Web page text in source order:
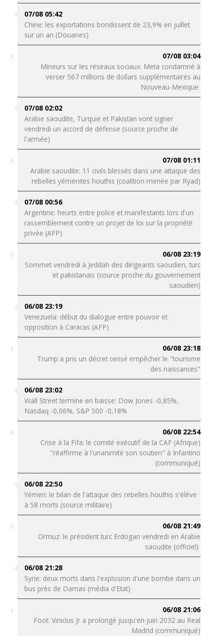
07/08 05:42
Chine: les exportations bondissent de 23,9% en juillet
sur un an (Douanes)
07/08 03:04
Mineurs sur les réseaux sociaux: Meta condamné à
verser 567 millions de dollars supplémentaires au
Nouveau-Mexique
07/08 02:02
Arabie saoudite, Turquie et Pakistan vont signer
vendredi un accord de défense (source proche de
l'armée)
07/08 01:11
Arabie saoudite: 11 civils blessés dans une attaque des
rebelles yéménites houthis (coalition menée par Ryad)
07/08 00:56
Argentine: heurts entre police et manifestants lors d'un
rassemblement contre un projet de loi sur la propriété
privée (AFP)
06/08 23:19
Sommet vendredi à Jeddah des dirigeants saoudien, turc
et pakistanais (source proche du gouvernement
saoudien)
06/08 23:19
Venezuela: début du dialogue entre pouvoir et
opposition à Caracas (AFP)
06/08 23:18
Trump a pris un décret censé empêcher le "tourisme
des naissances"
06/08 23:02
Wall Street termine en baisse: Dow Jones -0,85%,
Nasdaq -0,06%, S&P 500 -0,18%
06/08 22:54
Crise à la Fifa: le comité exécutif de la CAF (Afrique)
"réaffirme à l'unanimité son soutien" à Infantino
(communiqué)
06/08 22:50
Yémen: le bilan de l'attaque des rebelles houthis s'élève
à 58 morts (source militaire)
06/08 21:49
Ormuz: le président turc Erdogan vendredi en Arabie
saoudite (officiel)
06/08 21:28
Syrie: deux morts dans l'explosion d'une bombe dans un
bus près de Damas (média d'Etat)
06/08 21:06
Foot: Vinicius Jr a prolongé jusqu'en juin 2032 au Real
Madrid (communiqué)